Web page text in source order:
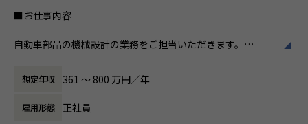
■お仕事内容
自動車部品の機械設計の業務をご担当いただきます。
自動車のあらゆる部品および相関性を理解し、幅広い知識と
経験を身に着けることができます。
また、モデリング研修もありますので業務内でスキル習得が
可能です。
想定年収 361 〜 800 万円／年
雇用形態 正社員